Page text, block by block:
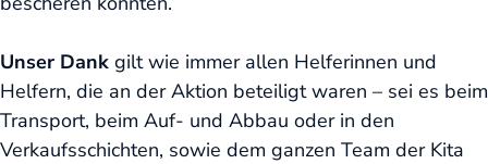
Unser Dank gilt wie immer allen Helferinnen und
Helfern, die an der Aktion beteiligt waren – sei es beim
Transport, beim Auf- und Abbau oder in den
Verkaufsschichten, sowie dem ganzen Team der Kita